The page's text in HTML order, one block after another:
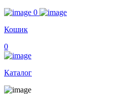
0
Кошик
0
Каталог